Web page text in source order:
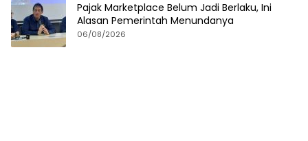
Pajak Marketplace Belum Jadi Berlaku, Ini
Alasan Pemerintah Menundanya
06/08/2026